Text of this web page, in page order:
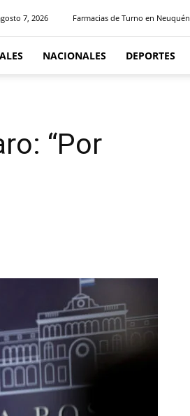
7, 2026 Farmacias de Turno en Neuquén
NACIONALES DEPORTES
“Por